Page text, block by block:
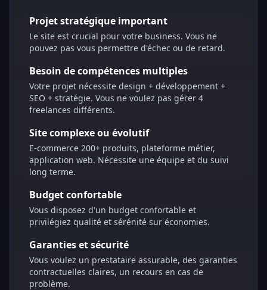
Projet stratégique important
Le site est crucial pour votre business. Vous ne
pouvez pas vous permettre d'échec ou de retard.
Besoin de compétences multiples
Votre projet nécessite design + développement +
SEO + stratégie. Vous ne voulez pas gérer 4
freelances différents.
Site complexe ou évolutif
E-commerce 200+ produits, plateforme métier,
application web. Nécessite une équipe et du suivi
long terme.
Budget confortable
Vous disposez d'un budget confortable et
privilégiez qualité et sérénité sur économies.
Garanties et sécurité
Vous voulez un prestataire assurable, des garanties
contractuelles claires, un recours en cas de
problème.